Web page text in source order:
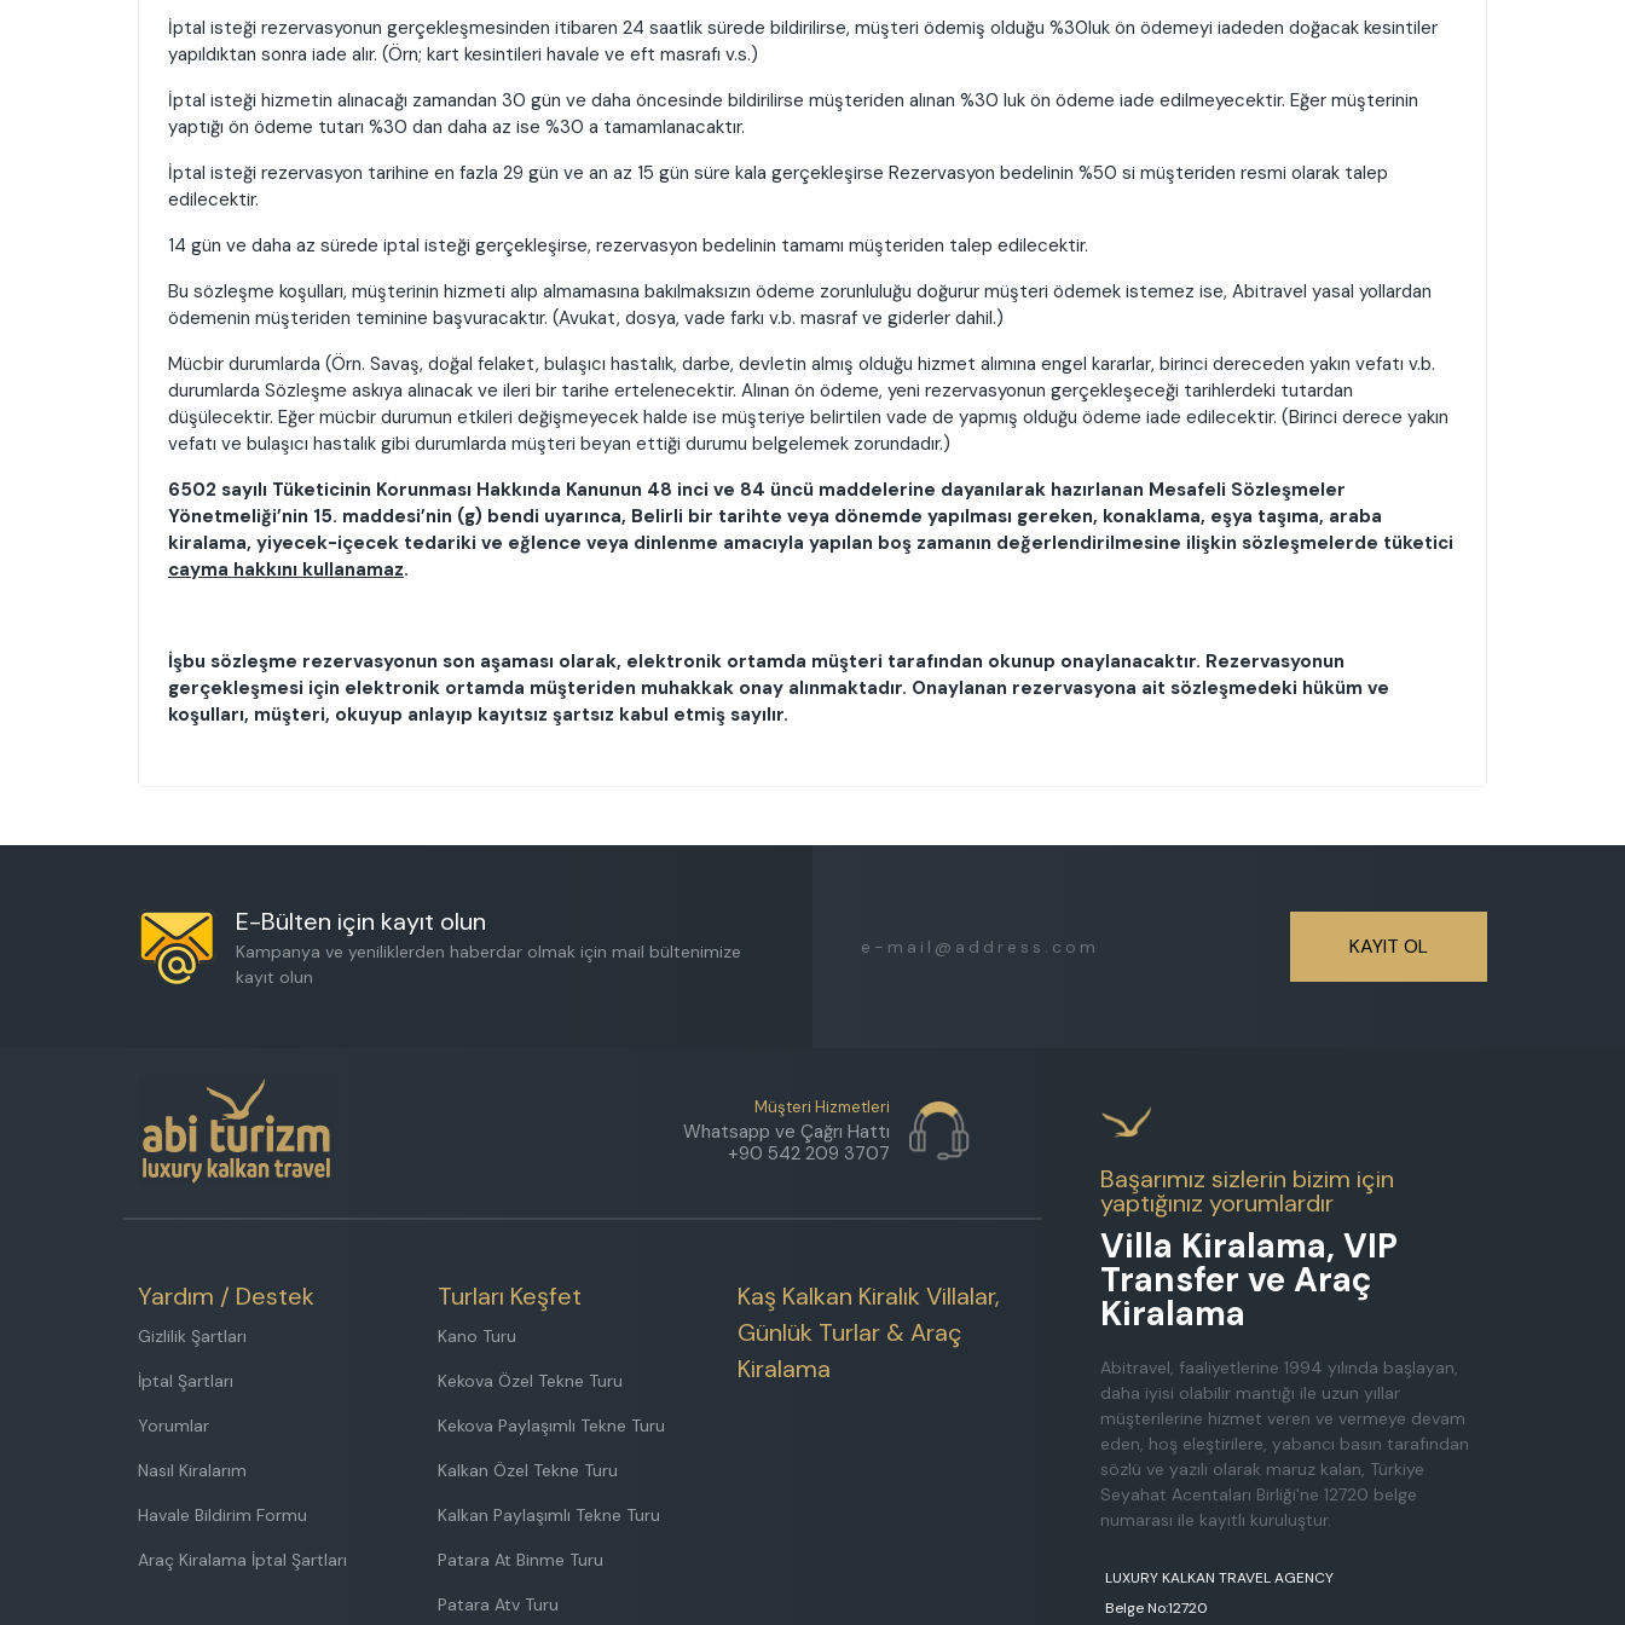
İptal isteği rezervasyonun gerçekleşmesinden itibaren 24 saatlik sürede bildirilirse, müşteri ödemiş olduğu %30luk ön ödemeyi iadeden doğacak kesintiler
yapıldıktan sonra iade alır. (Örn; kart kesintileri havale ve eft masrafı v.s.)
İptal isteği hizmetin alınacağı zamandan 30 gün ve daha öncesinde bildirilirse müşteriden alınan %30 luk ön ödeme iade edilmeyecektir. Eğer müşterinin
yaptığı ön ödeme tutarı %30 dan daha az ise %30 a tamamlanacaktır.
İptal isteği rezervasyon tarihine en fazla 29 gün ve an az 15 gün süre kala gerçekleşirse Rezervasyon bedelinin %50 si müşteriden resmi olarak talep
edilecektir.
14 gün ve daha az sürede iptal isteği gerçekleşirse, rezervasyon bedelinin tamamı müşteriden talep edilecektir.
Bu sözleşme koşulları, müşterinin hizmeti alıp almamasına bakılmaksızın ödeme zorunluluğu doğurur müşteri ödemek istemez ise, Abitravel yasal yollardan
ödemenin müşteriden teminine başvuracaktır. (Avukat, dosya, vade farkı v.b. masraf ve giderler dahil.)
Mücbir durumlarda (Örn. Savaş, doğal felaket, bulaşıcı hastalık, darbe, devletin almış olduğu hizmet alımına engel kararlar, birinci dereceden yakın vefatı v.b.
durumlarda Sözleşme askıya alınacak ve ileri bir tarihe ertelenecektir. Alınan ön ödeme, yeni rezervasyonun gerçekleşeceği tarihlerdeki tutardan
düşülecektir. Eğer mücbir durumun etkileri değişmeyecek halde ise müşteriye belirtilen vade de yapmış olduğu ödeme iade edilecektir. (Birinci derece yakın
vefatı ve bulaşıcı hastalık gibi durumlarda müşteri beyan ettiği durumu belgelemek zorundadır.)
6502 sayılı Tüketicinin Korunması Hakkında Kanunun 48 inci ve 84 üncü maddelerine dayanılarak hazırlanan Mesafeli Sözleşmeler
Yönetmeliği’nin 15. maddesi’nin (g) bendi uyarınca, Belirli bir tarihte veya dönemde yapılması gereken, konaklama, eşya taşıma, araba
kiralama, yiyecek-içecek tedariki ve eğlence veya dinlenme amacıyla yapılan boş zamanın değerlendirilmesine ilişkin sözleşmelerde tüketici
cayma hakkını kullanamaz.
İşbu sözleşme rezervasyonun son aşaması olarak, elektronik ortamda müşteri tarafından okunup onaylanacaktır. Rezervasyonun
gerçekleşmesi için elektronik ortamda müşteriden muhakkak onay alınmaktadır. Onaylanan rezervasyona ait sözleşmedeki hüküm ve
koşulları, müşteri, okuyup anlayıp kayıtsız şartsız kabul etmiş sayılır.
E-Bülten için kayıt olun
Kampanya ve yeniliklerden haberdar olmak için mail bültenimize
kayıt olun
KAYIT OL
Müşteri Hizmetleri
Whatsapp ve Çağrı Hattı
+90 542 209 3707
Yardım / Destek
Gizlilik Şartları
İptal Şartları
Yorumlar
Nasıl Kiralarım
Havale Bildirim Formu
Araç Kiralama İptal Şartları
Turları Keşfet
Kano Turu
Kekova Özel Tekne Turu
Kekova Paylaşımlı Tekne Turu
Kalkan Özel Tekne Turu
Kalkan Paylaşımlı Tekne Turu
Patara At Binme Turu
Patara Atv Turu
Kaş Kalkan Kiralık Villalar,
Günlük Turlar & Araç
Kiralama
Başarımız sizlerin bizim için
yaptığınız yorumlardır
Villa Kiralama, VIP
Transfer ve Araç
Kiralama
Abitravel, faaliyetlerine 1994 yılında başlayan,
daha iyisi olabilir mantığı ile uzun yıllar
müşterilerine hizmet veren ve vermeye devam
eden, hoş eleştirilere, yabancı basın tarafından
sözlü ve yazılı olarak maruz kalan, Türkiye
Seyahat Acentaları Birliği'ne 12720 belge
numarası ile kayıtlı kuruluştur.
LUXURY KALKAN TRAVEL AGENCY
Belge No:12720